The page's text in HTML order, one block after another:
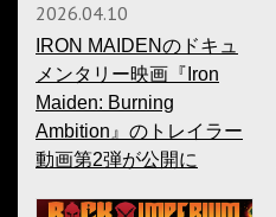
2026.04.10
IRON MAIDENのドキュ
メンタリー映画『Iron
Maiden: Burning
Ambition』のトレイラー
動画第2弾が公開に